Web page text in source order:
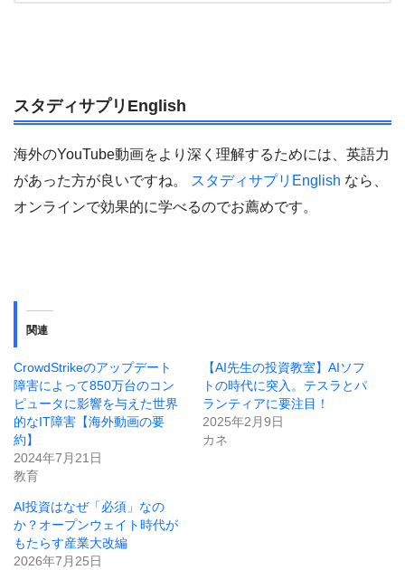
スタディサプリEnglish
海外のYouTube動画をより深く理解するためには、英語力
があった方が良いですね。
スタディサプリEnglish なら、
オンラインで効果的に学べるのでお薦めです。
関連
CrowdStrikeのアップデート
障害によって850万台のコン
ピュータに影響を与えた世界
的なIT障害【海外動画の要
約】
2024年7月21日
教育
【AI先生の投資教室】AIソフ
トの時代に突入。テスラとパ
ランティアに要注目！
2025年2月9日
カネ
AI投資はなぜ「必須」なの
か？オープンウェイト時代が
もたらす産業大改編
2026年7月25日